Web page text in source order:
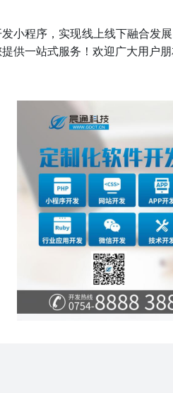
小程序，实现线上线下融合发
供一站式服务！欢迎广大用户